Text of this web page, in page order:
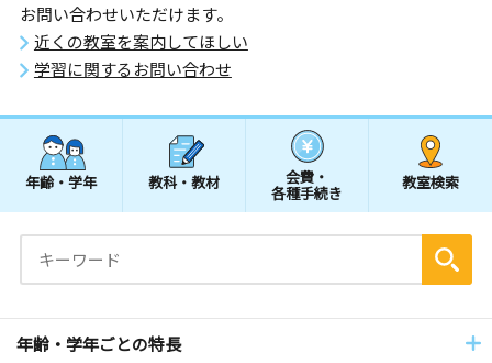
お問い合わせいただけます。
近くの教室を案内してほしい
学習に関するお問い合わせ
年齢・学年 教科・教材 会費・
各種手続き
教室検索
年齢・学年ごとの特長